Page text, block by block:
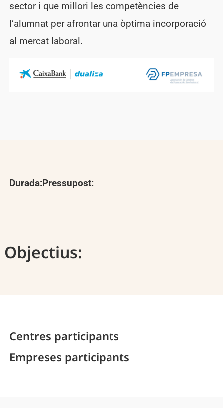
sector i que millori les competències de
l’alumnat per afrontar una òptima incorporació
al mercat laboral.
Durada: Pressupost:
Objectius:
Centres participants
Empreses participants